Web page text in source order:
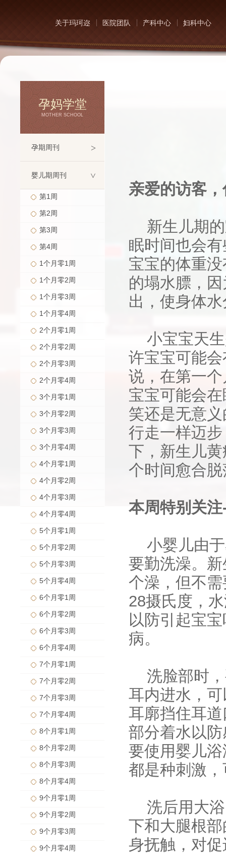
关于玛珂迩 医院团队 产科中心 妇科中心
孕妈学堂
MOTHER SCHOOL
孕期周刊 >
婴儿期周刊 >
第1周
第2周
第3周
第4周
1个月零1周
1个月零2周
1个月零3周
1个月零4周
2个月零1周
2个月零2周
2个月零3周
2个月零4周
3个月零1周
3个月零2周
3个月零3周
3个月零4周
4个月零1周
4个月零2周
4个月零3周
4个月零4周
5个月零1周
5个月零2周
5个月零3周
5个月零4周
6个月零1周
6个月零2周
6个月零3周
6个月零4周
7个月零1周
7个月零2周
7个月零3周
7个月零4周
8个月零1周
8个月零2周
8个月零3周
8个月零4周
9个月零1周
9个月零2周
9个月零3周
9个月零4周
亲爱的访客
新生儿期的
眠时间也会
宝宝的体重
的塌水膘，
出，使身体
小宝宝天
许宝宝可能
说，在第一
宝宝可能会
笑还是无意
行走一样迈
下，新生儿
个时间愈合
本周特别关
小婴儿由
要勤洗澡。
个澡，但不
28摄氏度，
以防引起宝
病。
洗脸部时
耳内进水，
耳廓挡住耳
部分着水以
要使用婴儿
都是种刺激
洗后用大
下和大腿根
身抚触，对